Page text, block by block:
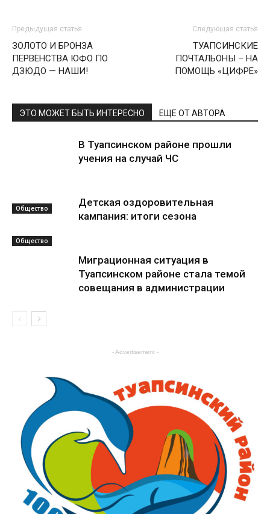
Предыдущая статья
ЗОЛОТО И БРОНЗА
ПЕРВЕНСТВА ЮФО ПО
ДЗЮДО — НАШИ!
Следующая статья
ТУАПСИНСКИЕ
ПОЧТАЛЬОНЫ – НА
ПОМОЩЬ «ЦИФРЕ»
ЭТО МОЖЕТ БЫТЬ ИНТЕРЕСНО ЕЩЕ ОТ АВТОРА
Общество
В Туапсинском районе прошли
учения на случай ЧС
Общество
Детская оздоровительная
кампания: итоги сезона
Миграционная ситуация в
Туапсинском районе стала темой
совещания в администрации
- Advertisement -